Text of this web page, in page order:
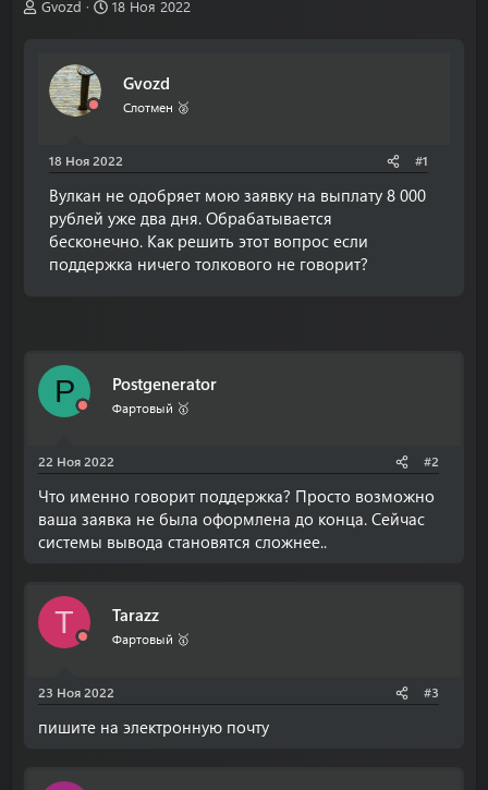
А
ы
Gvozd
Д
л
18 Ноя 2022
Gvozd
Слотмен 🥈
18 Ноя 2022 #1
Вулкан не одобряет мою заявку на выплату 8 000
рублей уже два дня. Обрабатывается
бесконечно. Как решить этот вопрос если
поддержка ничего толкового не говорит?
P Postgenerator
Фартовый 🥇
22 Ноя 2022 #2
Что именно говорит поддержка? Просто возможно
ваша заявка не была оформлена до конца. Сейчас
системы вывода становятся сложнее..
T Tarazz
Фартовый 🥇
23 Ноя 2022 #3
пишите на электронную почту